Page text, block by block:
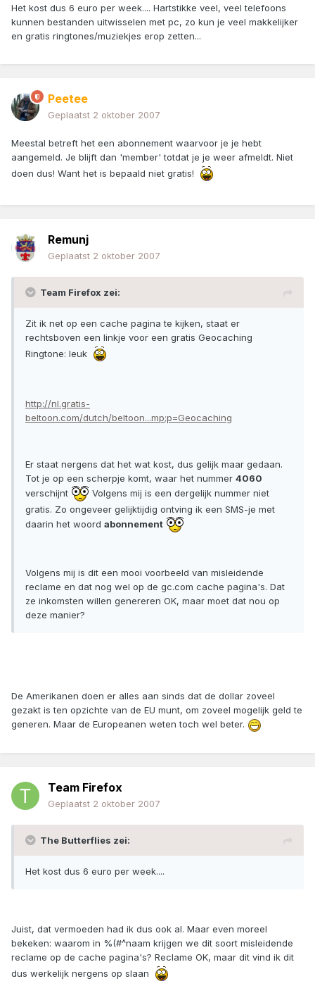
Het kost dus 6 euro per week.... Hartstikke veel, veel telefoons
kunnen bestanden uitwisselen met pc, zo kun je veel makkelijker
en gratis ringtones/muziekjes erop zetten...
Peetee
Geplaatst 2 oktober 2007
Meestal betreft het een abonnement waarvoor je je hebt
aangemeld. Je blijft dan 'member' totdat je je weer afmeldt. Niet
doen dus! Want het is bepaald niet gratis!
Remunj
Geplaatst 2 oktober 2007
Team Firefox zei:
Zit ik net op een cache pagina te kijken, staat er
rechtsboven een linkje voor een gratis Geocaching
Ringtone: leuk
http://nl.gratis-
beltoon.com/dutch/beltoon...mp;p=Geocaching
Er staat nergens dat het wat kost, dus gelijk maar gedaan.
Tot je op een scherpje komt, waar het nummer 4060
verschijnt
Volgens mij is een dergelijk nummer niet
gratis. Zo ongeveer gelijktijdig ontving ik een SMS-je met
daarin het woord abonnement
Volgens mij is dit een mooi voorbeeld van misleidende
reclame en dat nog wel op de gc.com cache pagina's. Dat
ze inkomsten willen genereren OK, maar moet dat nou op
deze manier?
De Amerikanen doen er alles aan sinds dat de dollar zoveel
gezakt is ten opzichte van de EU munt, om zoveel mogelijk geld te
generen. Maar de Europeanen weten toch wel beter.
Team Firefox
Geplaatst 2 oktober 2007
The Butterflies zei:
Het kost dus 6 euro per week....
Juist, dat vermoeden had ik dus ook al. Maar even moreel
bekeken: waarom in %(#^naam krijgen we dit soort misleidende
reclame op de cache pagina's? Reclame OK, maar dit vind ik dit
dus werkelijk nergens op slaan